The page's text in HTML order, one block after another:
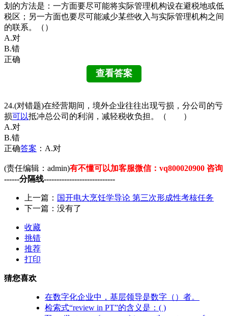
划的方法是：一方面要尽可能将实际管理机构设在避税地或低
税区；另一方面也要尽可能减少某些收入与实际管理机构之间
的联系。（）
A.对
B.错
正确
24.(对错题)在经营期间，境外企业往往出现亏损，分公司的亏
损可以抵冲总公司的利润，减轻税收负担。（ ）
A.对
B.错
正确答案 ：A.对
(责任编辑：admin)有不懂可以加客服微信：vq800020900 咨询
------分隔线----------------------------
上一篇： 国开电大烹饪学导论 第三次形成性考核任务
下一篇：没有了
收藏
挑错
推荐
打印
猜您喜欢
在数字化企业中，基层领导是数字（）者。
检索式“review in PT”的含义是：( )